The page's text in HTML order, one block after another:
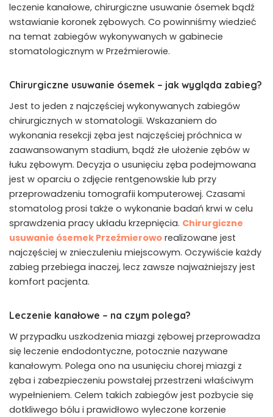
leczenie kanałowe, chirurgiczne usuwanie ósemek bądź
wstawianie koronek zębowych. Co powinniśmy wiedzieć
na temat zabiegów wykonywanych w gabinecie
stomatologicznym w Przeźmierowie.
Chirurgiczne usuwanie ósemek – jak wygląda zabieg?
Jest to jeden z najczęściej wykonywanych zabiegów
chirurgicznych w stomatologii. Wskazaniem do
wykonania resekcji zęba jest najczęściej próchnica w
zaawansowanym stadium, bądź złe ułożenie zębów w
łuku zębowym. Decyzja o usunięciu zęba podejmowana
jest w oparciu o zdjęcie rentgenowskie lub przy
przeprowadzeniu tomografii komputerowej. Czasami
stomatolog prosi także o wykonanie badań krwi w celu
sprawdzenia pracy układu krzepnięcia. Chirurgiczne
usuwanie ósemek Przeźmierowo realizowane jest
najczęściej w znieczuleniu miejscowym. Oczywiście każdy
zabieg przebiega inaczej, lecz zawsze najważniejszy jest
komfort pacjenta.
Leczenie kanałowe – na czym polega?
W przypadku uszkodzenia miazgi zębowej przeprowadza
się leczenie endodontyczne, potocznie nazywane
kanałowym. Polega ono na usunięciu chorej miazgi z
zęba i zabezpieczeniu powstałej przestrzeni właściwym
wypełnieniem. Celem takich zabiegów jest pozbycie się
dotkliwego bólu i prawidłowo wyleczone korzenie